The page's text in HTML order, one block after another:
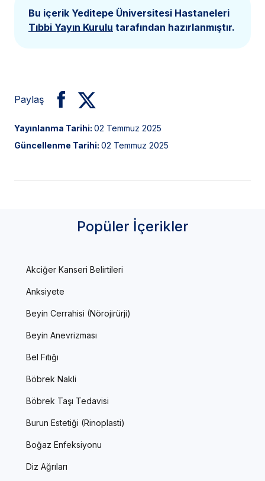
Bu içerik Yeditepe Üniversitesi Hastaneleri
Tıbbi Yayın Kurulu tarafından hazırlanmıştır.
Paylaş
Yayınlanma Tarihi: 02 Temmuz 2025
Güncellenme Tarihi: 02 Temmuz 2025
Popüler İçerikler
Akciğer Kanseri Belirtileri
Anksiyete
Beyin Cerrahisi (Nörojirürji)
Beyin Anevrizması
Bel Fıtığı
Böbrek Nakli
Böbrek Taşı Tedavisi
Burun Estetiği (Rinoplasti)
Boğaz Enfeksiyonu
Diz Ağrıları